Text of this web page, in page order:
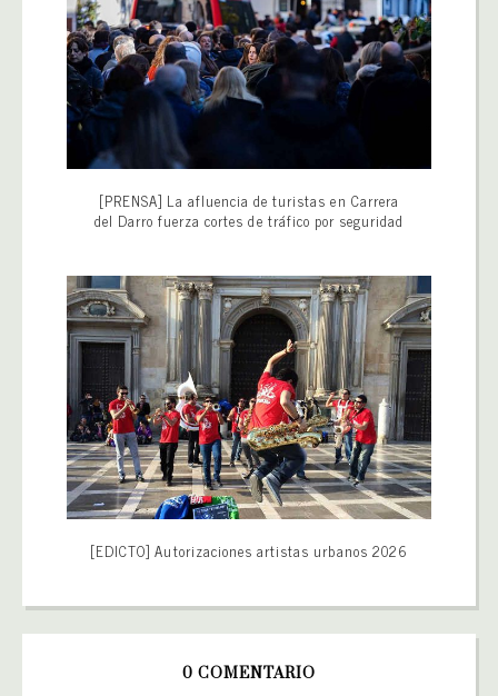
[PRENSA] La afluencia de turistas en Carrera
del Darro fuerza cortes de tráfico por seguridad
[EDICTO] Autorizaciones artistas urbanos 2026
0 COMENTARIO